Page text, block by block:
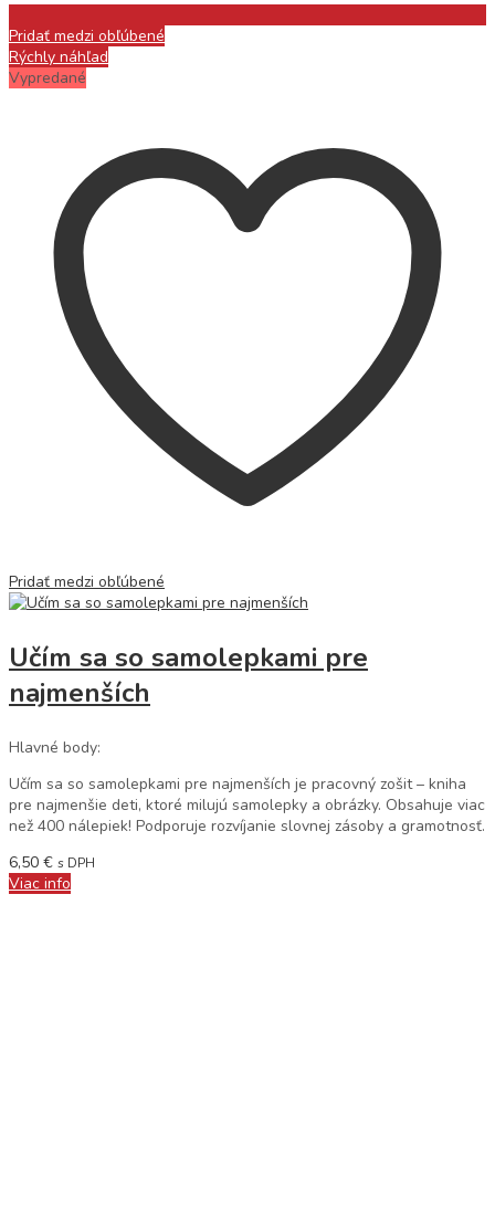
Pridať medzi obľúbené
Rýchly náhľad
Vypredané
Pridať medzi obľúbené
Učím sa so samolepkami pre
najmenších
Hlavné body:
Učím sa so samolepkami pre najmenších je pracovný zošit – kniha
pre najmenšie deti, ktoré milujú samolepky a obrázky. Obsahuje viac
než 400 nálepiek! Podporuje rozvíjanie slovnej zásoby a gramotnosť.
6,50 € s DPH
Viac info